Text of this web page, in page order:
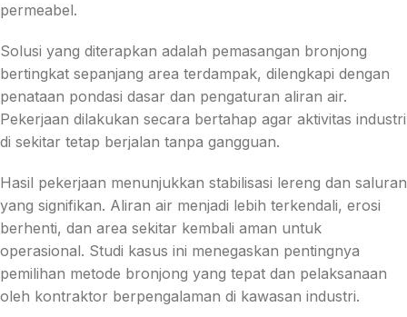
permeabel.
Solusi yang diterapkan adalah pemasangan bronjong
bertingkat sepanjang area terdampak, dilengkapi dengan
penataan pondasi dasar dan pengaturan aliran air.
Pekerjaan dilakukan secara bertahap agar aktivitas industri
di sekitar tetap berjalan tanpa gangguan.
Hasil pekerjaan menunjukkan stabilisasi lereng dan saluran
yang signifikan. Aliran air menjadi lebih terkendali, erosi
berhenti, dan area sekitar kembali aman untuk
operasional. Studi kasus ini menegaskan pentingnya
pemilihan metode bronjong yang tepat dan pelaksanaan
oleh kontraktor berpengalaman di kawasan industri.